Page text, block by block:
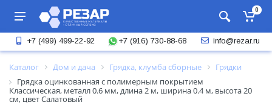
0
+7 (499) 499-22-92 +7 (916) 730-88-68 info@rezar.ru
Каталог Дом и дача Грядка, клумба сборные
Грядки
Грядка оцинкованная с полимерным покрытием
Классическая, металл 0.6 мм, длина 2 м, ширина 0.4 м, высота 20
см, цвет Салатовый